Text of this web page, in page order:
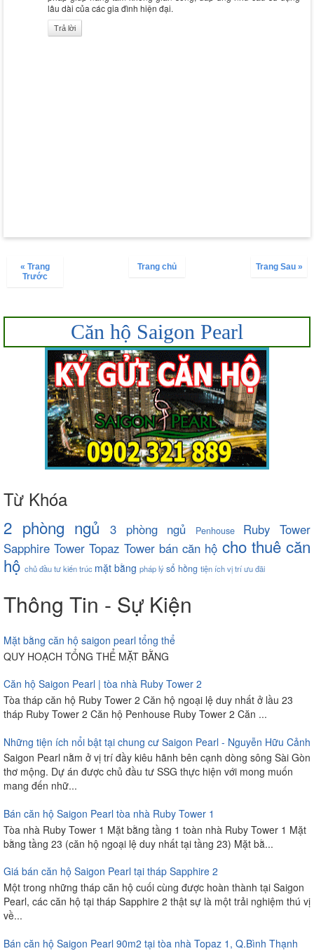
lâu dài của các gia đình hiện đại.
Trả lời
« Trang
Trước
Trang Sau »
Trang chủ
Căn hộ Saigon Pearl
Từ Khóa
2 phòng ngủ 3 phòng ngủ Penhouse
Ruby Tower
Sapphire Tower Topaz Tower bán căn hộ cho thuê căn
hộ chủ đầu tưkiến trúc mặt bằng pháp lýsổ hồng tiện íchvị tríưu đãi
Thông Tin - Sự Kiện
Mặt bằng căn hộ saigon pearl tổng thể
QUY HOẠCH TỔNG THỂ MẶT BẰNG
Căn hộ Saigon Pearl | tòa nhà Ruby Tower 2
Tòa tháp căn hộ Ruby Tower 2 Căn hộ ngoại lệ duy nhất ở lầu 23
tháp Ruby Tower 2 Căn hộ Penhouse Ruby Tower 2 Căn ...
Những tiện ích nổi bật tại chung cư Saigon Pearl - Nguyễn Hữu Cảnh
Saigon Pearl nằm ở vị trí đầy kiêu hãnh bên cạnh dòng sông Sài Gòn
thơ mộng. Dự án được chủ đầu tư SSG thực hiện với mong muốn
mang đến nhữ...
Bán căn hộ Saigon Pearl tòa nhà Ruby Tower 1
Tòa nhà Ruby Tower 1 Mặt bằng tầng 1 toàn nhà Ruby Tower 1 Mặt
bằng tầng 23 (căn hộ ngoại lệ duy nhất tại tầng 23) Mặt bằ...
Giá bán căn hộ Saigon Pearl tại tháp Sapphire 2
Một trong những tháp căn hộ cuối cùng được hoàn thành tại Saigon
Pearl, các căn hộ tại tháp Sapphire 2 thật sự là một trải nghiệm thú vị
về...
Bán căn hộ Saigon Pearl 90m2 tại tòa nhà Topaz 1, Q.Bình Thạnh